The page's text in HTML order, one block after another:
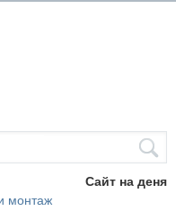
Сайт на деня
монтаж